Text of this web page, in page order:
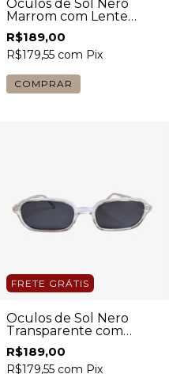
Óculos de Sol Nero
Marrom com Lente
Marrom Feminino
R$189,00
R$179,55 com Pix
COMPRAR
FRETE GRÁTIS
Óculos de Sol Nero
Transparente com
Lente Preta Feminino
R$189,00
R$179,55 com Pix